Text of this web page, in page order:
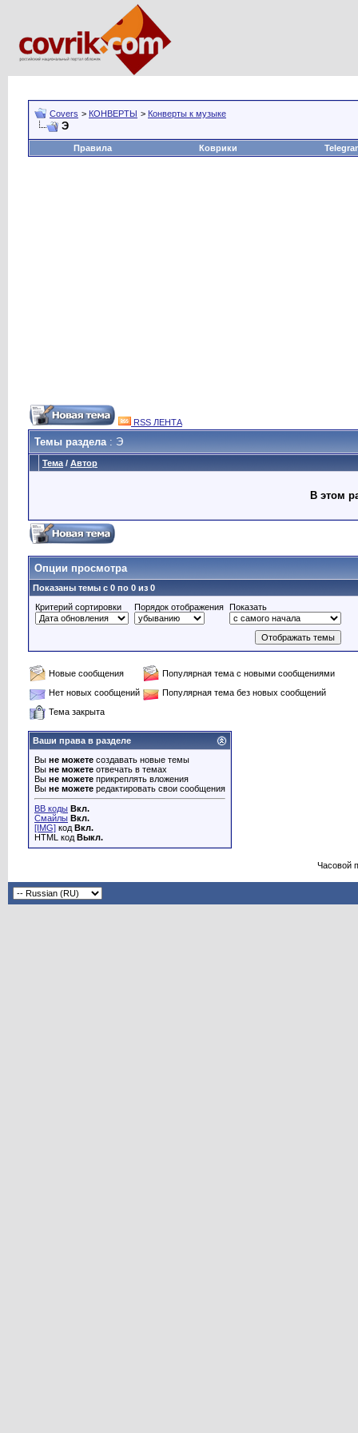
Covers > КОНВЕРТЫ > Конверты к музыке
Э
Правила Коврики
RSS ЛЕНТА
Темы раздела: Э
Тема / Автор
В этом
Опции просмотра
Показаны темы с 0 по 0 из 0
Критерий сортировки
Порядок отображения Показать
Новые сообщения
Популярная тема с новыми сообщениями
Нет новых сообщений
Популярная тема без новых сообщений
Тема закрыта
Ваши права в разделе
Вы не можете создавать новые темы
Вы не можете отвечать в темах
Вы не можете прикреплять вложения
Вы не можете редактировать свои сообщения
BB коды Вкл.
Смайлы Вкл.
[IMG] код Вкл.
HTML код Выкл.
Часовой